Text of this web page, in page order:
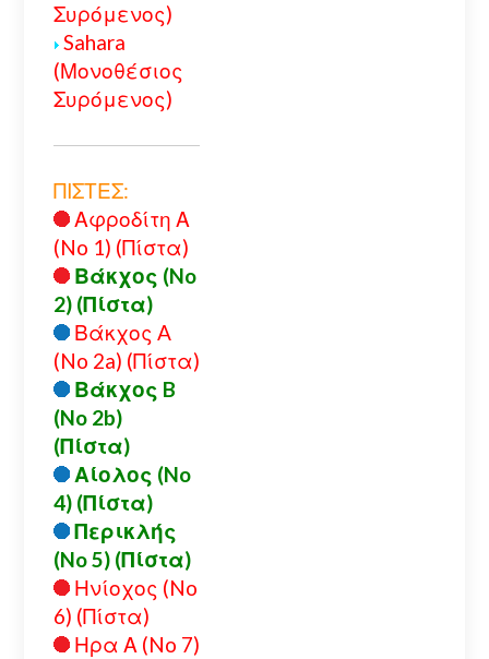
Συρόμενος)
Sahara
(Μονοθέσιος
Συρόμενος)
ΠΙΣΤΕΣ:
Αφροδίτη Α
(No 1) (Πίστα)
Βάκχος (No
2) (Πίστα)
Βάκχος A
(No 2a) (Πίστα)
Βάκχος B
(No 2b)
(Πίστα)
Αίολος (No
4) (Πίστα)
Περικλής
(No 5) (Πίστα)
Ηνίοχος (No
6) (Πίστα)
Ηρα Α (No 7)